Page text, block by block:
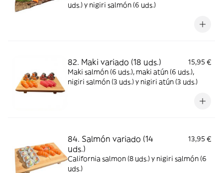
uds.) y nigiri salmón (6 uds.)
82. Maki variado (18 uds.)
15,95 €
Maki salmón (6 uds.), maki atún (6 uds.),
nigiri salmón (3 uds.) y nigiri atún (3 uds.)
84. Salmón variado (14
uds.)
13,95 €
California salmon (8 uds.) y nigiri salmón (6
uds.)